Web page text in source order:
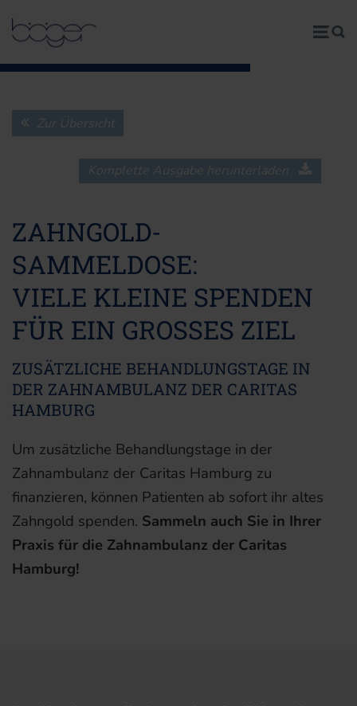
Zur Übersicht
Komplette Ausgabe herunterladen
ZAHNGOLD-
SAMMELDOSE:
VIELE KLEINE SPENDEN
FÜR EIN GROSSES ZIEL
ZUSÄTZLICHE BEHANDLUNGSTAGE IN
DER ZAHNAMBULANZ DER CARITAS
HAMBURG
Um zusätzliche Behandlungstage in der
Zahnambulanz der Caritas Hamburg zu
finanzieren, können Patienten ab sofort ihr altes
Zahngold spenden. Sammeln auch Sie in Ihrer
Praxis für die Zahnambulanz der Caritas
Hamburg!